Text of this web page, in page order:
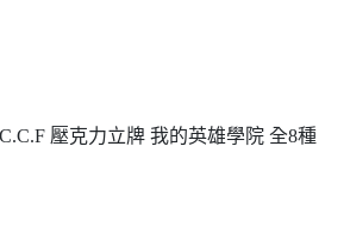
壓克力立牌 我的英雄學院 全8種